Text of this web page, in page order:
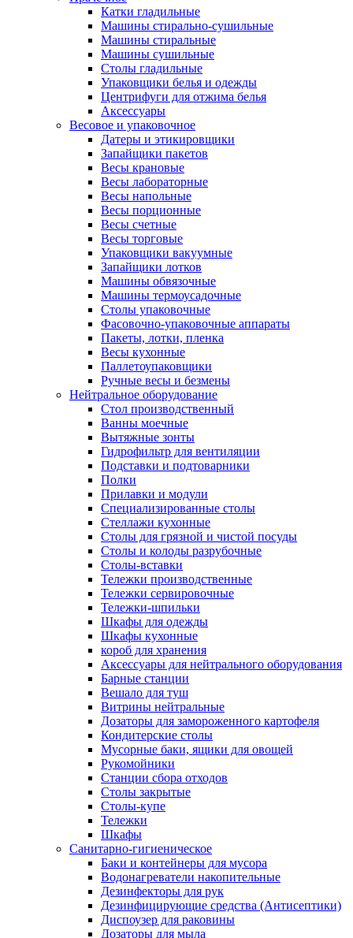
Катки гладильные
Машины стирально-сушильные
Машины стиральные
Машины сушильные
Столы гладильные
Упаковщики белья и одежды
Центрифуги для отжима белья
Аксессуары
Весовое и упаковочное
Датеры и этикировщики
Запайщики пакетов
Весы крановые
Весы лабораторные
Весы напольные
Весы порционные
Весы счетные
Весы торговые
Упаковщики вакуумные
Запайщики лотков
Машины обвязочные
Машины термоусадочные
Столы упаковочные
Фасовочно-упаковочные аппараты
Пакеты, лотки, пленка
Весы кухонные
Паллетоупаковщики
Ручные весы и безмены
Нейтральное оборудование
Cтол производственный
Ванны моечные
Вытяжные зонты
Гидрофильтр для вентиляции
Подставки и подтоварники
Полки
Прилавки и модули
Специализированные столы
Стеллажи кухонные
Столы для грязной и чистой посуды
Столы и колоды разрубочные
Столы-вставки
Тележки производственные
Тележки сервировочные
Тележки-шпильки
Шкафы для одежды
Шкафы кухонные
короб для хранения
Аксессуары для нейтрального оборудования
Барные станции
Вешало для туш
Витрины нейтральные
Дозаторы для замороженного картофеля
Кондитерские столы
Мусорные баки, ящики для овощей
Рукомойники
Станции сбора отходов
Столы закрытые
Столы-купе
Тележки
Шкафы
Санитарно-гигиеническое
Баки и контейнеры для мусора
Водонагреватели накопительные
Дезинфекторы для рук
Дезинфицирующие средства (Антисептики)
Диспоузер для раковины
Дозаторы для мыла